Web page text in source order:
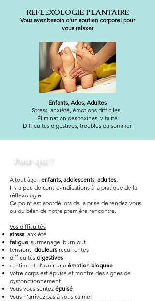
REFLEXOLOGIE PLANTAIRE
Vous avez besoin d'un soutien corporel pour
vous relaxer
Enfants, Ados, Adultes
Stress, anxiété, émotions difficiles,
Élimination des toxines, vitalité
Difficultés digestives, troubles du sommeil
Pour qui ?
A tout âge : enfants, adolescents, adultes.
Il y a peu de contre-indications à la pratique de la
réflexologie.
Ce point est abordé lors de la prise de rendez-vous
ou du bilan de notre première rencontre.
Vos difficultés
stress, anxiété
fatigue, surmenage, burn-out
tensions, douleurs récurrentes
difficultés digestives
sentiment d'avoir une émotion bloquée
Votre corps est épuisé et montre des signes de
dysfonctionnement
Vous vous sentez épuisé
Vous n’arrivez pas à vous calmer